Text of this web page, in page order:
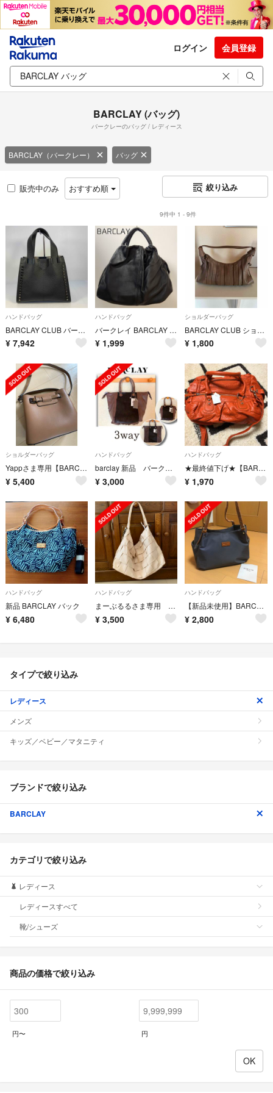
ログイン 会員登録
BARCLAY (バッグ)
バークレーのバッグ / レディース
BARCLAY（バークレー） バッグ
販売中のみ おすすめ順 絞り込み
9件中 1 - 9件
ハンドバッグ
BARCLAY CLUB バークレイ スタッズ付き ハンドバッグ ブラック
¥ 7,942
ハンドバッグ
バークレイ BARCLAY ハンドバッグ ショルダーバッグ レディース 黒
¥ 1,999
ショルダーバッグ
BARCLAY CLUB ショルダーバック レディース
¥ 1,800
ショルダーバッグ
Yappさま専用【BARCLAY】2WAYバッグ
¥ 5,400
ハンドバッグ
barclay 新品 バークレー 本革 ホースヘアー 3wayトートバッグ A4
¥ 3,000
ハンドバッグ
★最終値下げ★【BARCLAY】オレンジバッグ
¥ 1,970
ハンドバッグ
新品 BARCLAY バック
¥ 6,480
ハンドバッグ
まーぶるるさま専用 バークレー ツーウェイ バッグ
¥ 3,500
ハンドバッグ
【新品未使用】BARCLAY バッグ
¥ 2,800
タイプで絞り込み
レディース
メンズ
キッズ／ベビー／マタニティ
ブランドで絞り込み
BARCLAY
カテゴリで絞り込み
レディース
レディースすべて
靴/シューズ
商品の価格で絞り込み
円〜 円